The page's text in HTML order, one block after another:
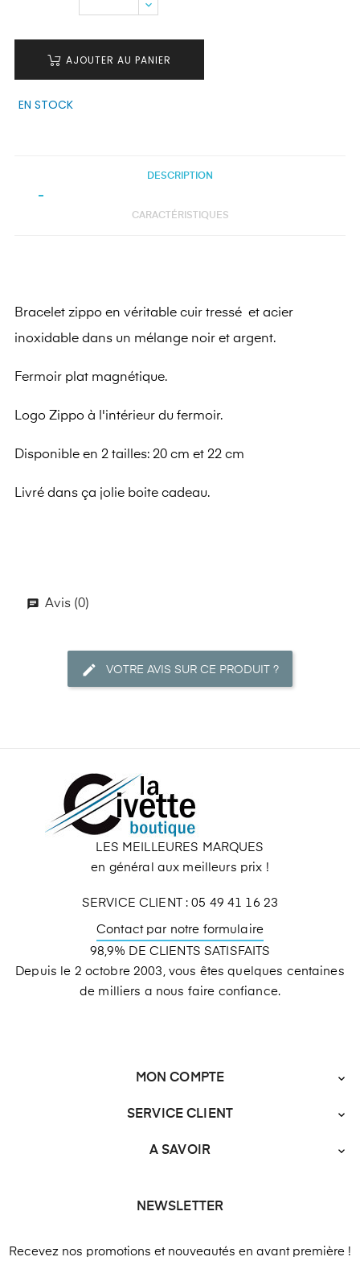
AJOUTER AU PANIER
EN STOCK
DESCRIPTION
CARACTÉRISTIQUES
Bracelet zippo en véritable cuir tressé et acier
inoxidable dans un mélange noir et argent.
Fermoir plat magnétique.
Logo Zippo à l'intérieur du fermoir.
Disponible en 2 tailles: 20 cm et 22 cm
Livré dans ça jolie boite cadeau.
Avis (0)
VOTRE AVIS SUR CE PRODUIT ?
LES MEILLEURES MARQUES
en général aux meilleurs prix !
SERVICE CLIENT : 05 49 41 16 23
Contact par notre formulaire
98,9% DE CLIENTS SATISFAITS
Depuis le 2 octobre 2003, vous êtes quelques centaines
de milliers a nous faire confiance.
MON COMPTE 
SERVICE CLIENT 
A SAVOIR 
NEWSLETTER
Recevez nos promotions et nouveautés en avant première !